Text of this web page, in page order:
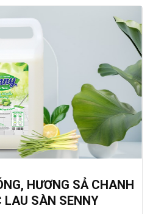
HƯƠNG SẢ CHANH
LAU SÀN SENNY